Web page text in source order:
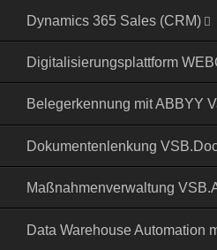
Dynamics 365 Sales (CRM)
Digitalisierungsplattform
Belegerkennung mit ABBYY
Dokumentenlenkung
Maßnahmenverwaltung
Data Warehouse Automation